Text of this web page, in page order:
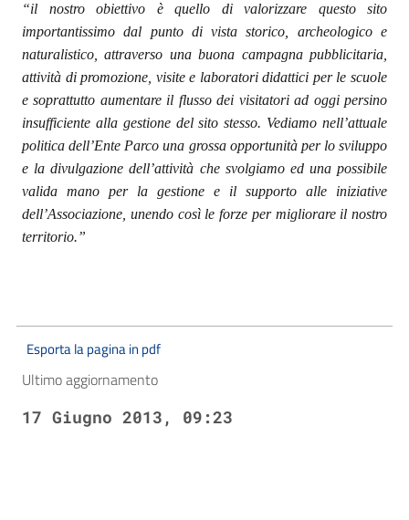
“il nostro obiettivo è quello di valorizzare questo sito
importantissimo dal punto di vista storico, archeologico e
naturalistico, attraverso una buona campagna pubblicitaria,
attività di promozione, visite e laboratori didattici per le scuole
e soprattutto aumentare il flusso dei visitatori ad oggi persino
insufficiente alla gestione del sito stesso. Vediamo nell’attuale
politica dell’Ente Parco una grossa opportunità per lo sviluppo
e la divulgazione dell’attività che svolgiamo ed una possibile
valida mano per la gestione e il supporto alle iniziative
dell’Associazione, unendo così le forze per migliorare il nostro
territorio.”
Esporta la pagina in pdf
Ultimo aggiornamento
17 Giugno 2013, 09:23